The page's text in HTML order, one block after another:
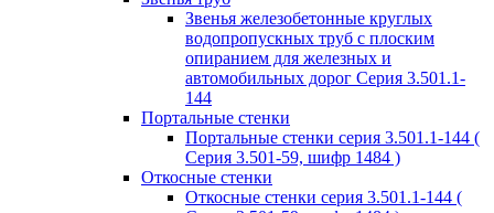
Звенья железобетонные круглых
водопропускных труб с плоским
опиранием для железных и
автомобильных дорог Серия 3.501.1-
144
Портальные стенки
Портальные стенки серия 3.501.1-144 (
Серия 3.501-59, шифр 1484 )
Откосные стенки
Откосные стенки серия 3.501.1-144 (